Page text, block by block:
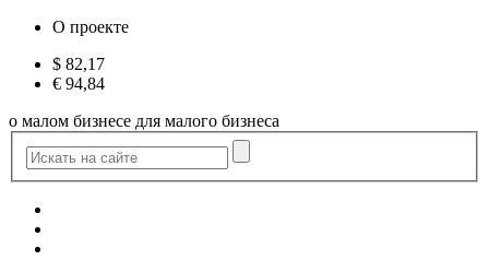
О проекте
$ 82,17
€ 94,84
о малом бизнесе для малого бизнеса